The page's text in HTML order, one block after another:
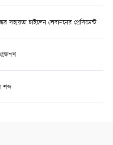
সহায়তা চাইলেন লেবাননের প্রেসিডেন্ট
শব্দ